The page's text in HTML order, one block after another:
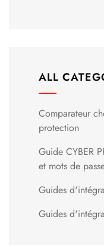
ALL
Comparateur
protection
Guide CYBER
et mots de
Guides
Guides